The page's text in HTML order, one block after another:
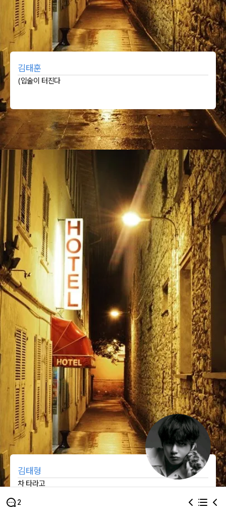
김태훈
(입술이 터진다
김태형
차 타라고
2